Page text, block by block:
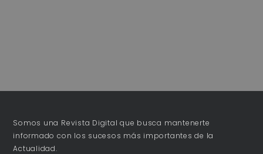
Somos una Revista Digital que busca mantenerte
informado con los sucesos más importantes de la
Actualidad.